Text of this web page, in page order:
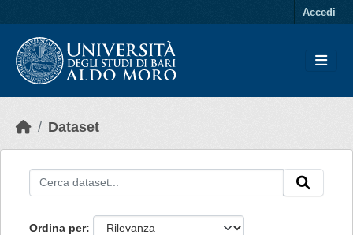
Accedi
Dataset
Ordina per